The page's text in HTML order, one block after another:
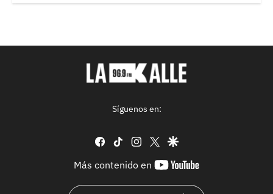
Síguenos en:
facebook
tiktok instagram
twittergoogle
Más contenido en
youtube-